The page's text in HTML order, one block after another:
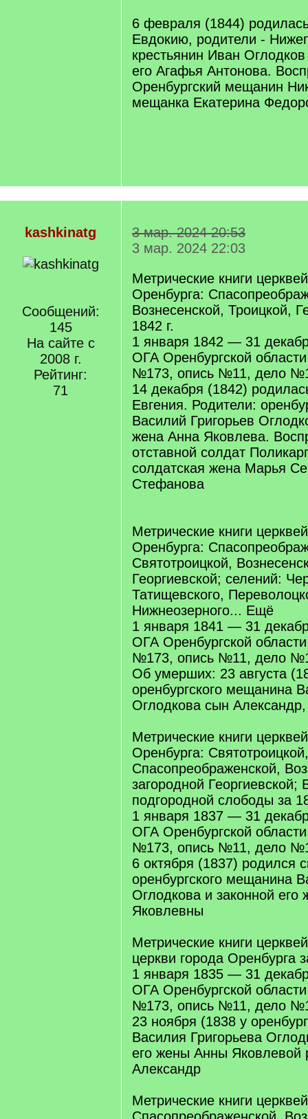
6 февраля (1844)
Евдокию, родители -
крестьянин Иван
его Агафья Антонова.
Оренбургский мещанин
мещанка Екатерина
kashkinatg
Сообщений:
145
На сайте с
2008 г.
Рейтинг:
71
3 мар. 2024 20:53
3 мар. 2024 22:03
Метрические книги
Оренбурга:
Вознесенской, Троицкой,
1842 г.
1 января 1842 — 31
ОГА Оренбургской
№173, опись №11, дело
14 декабря (1842)
Евгения. Родители:
Василий Григорьев
жена Анна Яковлева.
отставной солдат
солдатская жена Марья
Стефанова
Метрические книги
Оренбурга:
Святотроицкой,
Георгиевской; селений:
Татищевского,
Нижнеозерного... Ещё
1 января 1841 — 31
ОГА Оренбургской
№173, опись №11, дело
Об умерших: 23 августа
оренбургского мещанина
Оглодкова сын
Метрические книги
Оренбурга: Святотроицкой,
Спасопреображенской,
загородной Георгиевской;
подгородной слободы за
1 января 1837 — 31
ОГА Оренбургской
№173, опись №11, дело
6 октября (1837) родился
оренбургского мещанина
Оглодкова и законной
Яковлевны
Метрические книги
церкви города Оренбурга
1 января 1835 — 31
ОГА Оренбургской
№173, опись №11, дело
23 ноября (1838 у
Василия Григорьева
его жены Анны Яковлевой
Александр
Метрические книги